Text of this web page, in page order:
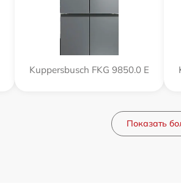
Kuppersbusch FKG 9850.0 E
Показать